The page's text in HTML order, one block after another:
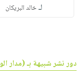
لـخالد البريكان
دور نشر شبيهة بـ (مدار